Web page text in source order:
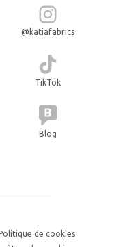
@katiafabrics
TikTok
Blog
de cookies